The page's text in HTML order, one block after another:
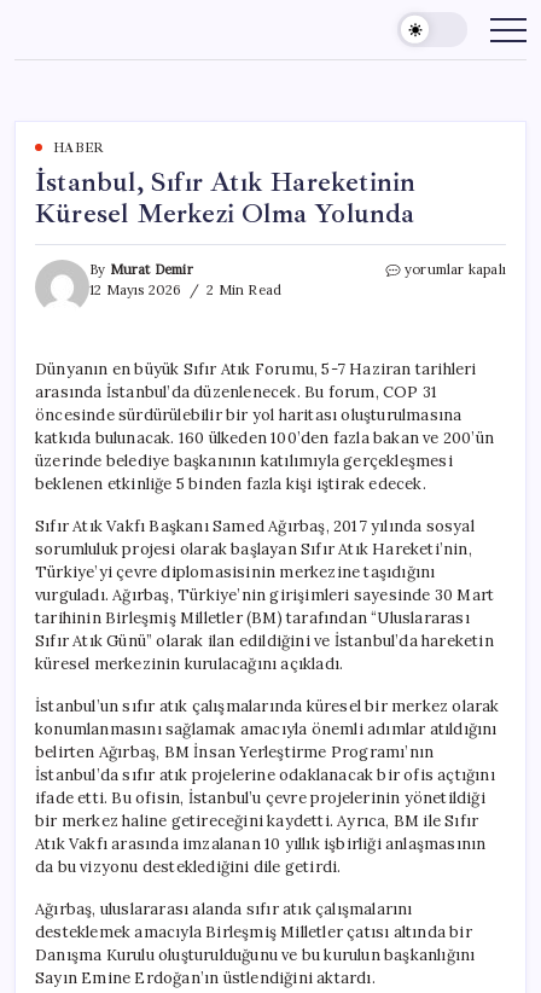
content
HABER
İstanbul, Sıfır Atık Hareketinin
Küresel Merkezi Olma Yolunda
By Murat Demir
12 Mayıs 2026
2 Min Read
İstanbul,
Merkezi
Olma
Yolunda
için
yorumlar kapalı
Dünyanın en büyük Sıfır Atık Forumu, 5-7 Haziran tarihleri
arasında İstanbul’da düzenlenecek. Bu forum, COP 31
öncesinde sürdürülebilir bir yol haritası oluşturulmasına
katkıda bulunacak. 160 ülkeden 100’den fazla bakan ve 200’ün
üzerinde belediye başkanının katılımıyla gerçekleşmesi
beklenen etkinliğe 5 binden fazla kişi iştirak edecek.
Sıfır Atık Vakfı Başkanı Samed Ağırbaş, 2017 yılında sosyal
sorumluluk projesi olarak başlayan Sıfır Atık Hareketi’nin,
Türkiye’yi çevre diplomasisinin merkezine taşıdığını
vurguladı. Ağırbaş, Türkiye’nin girişimleri sayesinde 30 Mart
tarihinin Birleşmiş Milletler (BM) tarafından “Uluslararası
Sıfır Atık Günü” olarak ilan edildiğini ve İstanbul’da hareketin
küresel merkezinin kurulacağını açıkladı.
İstanbul’un sıfır atık çalışmalarında küresel bir merkez olarak
konumlanmasını sağlamak amacıyla önemli adımlar atıldığını
belirten Ağırbaş, BM İnsan Yerleştirme Programı’nın
İstanbul’da sıfır atık projelerine odaklanacak bir ofis açtığını
ifade etti. Bu ofisin, İstanbul’u çevre projelerinin yönetildiği
bir merkez haline getireceğini kaydetti. Ayrıca, BM ile Sıfır
Atık Vakfı arasında imzalanan 10 yıllık işbirliği anlaşmasının
da bu vizyonu desteklediğini dile getirdi.
Ağırbaş, uluslararası alanda sıfır atık çalışmalarını
desteklemek amacıyla Birleşmiş Milletler çatısı altında bir
Danışma Kurulu oluşturulduğunu ve bu kurulun başkanlığını
Sayın Emine Erdoğan’ın üstlendiğini aktardı.